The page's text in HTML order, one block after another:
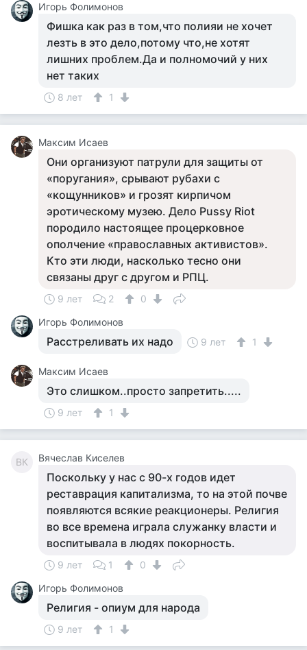
Игорь Фолимонов
Фишка как раз в том,что полияи не хочет
лезть в это дело,потому что,не хотят
лишних проблем.Да и полномочий у них
нет таких
8 лет 1
Максим Исаев
Они организуют патрули для защиты от
«поругания», срывают рубахи с
«кощунников» и грозят кирпичом
эротическому музею. Дело Pussy Riot
породило настоящее процерковное
ополчение «православных активистов».
Кто эти люди, насколько тесно они
связаны друг с другом и РПЦ.
9 лет 2
0
Игорь Фолимонов
Расстреливать их надо 9 лет 1
Максим Исаев
Это слишком..просто запретить.....
9 лет 1
ВК Вячеслав Киселев
Поскольку у нас с 90-х годов идет
реставрация капитализма, то на этой почве
появляются всякие реакционеры. Религия
во все времена играла служанку власти и
воспитывала в людях покорность.
9 лет 1
0
Игорь Фолимонов
Религия - опиум для народа
9 лет 1